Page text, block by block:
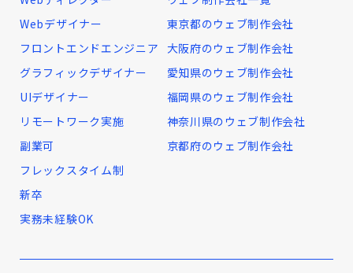
Webデザイナー
フロントエンドエンジニア
グラフィックデザイナー
UIデザイナー
リモートワーク実施
副業可
フレックスタイム制
新卒
実務未経験OK
東京都のウェブ制作会社
大阪府のウェブ制作会社
愛知県のウェブ制作会社
福岡県のウェブ制作会社
神奈川県のウェブ制作会社
京都府のウェブ制作会社